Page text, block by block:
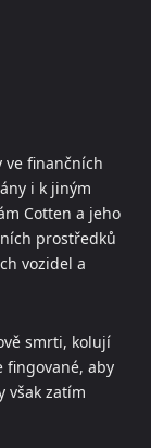
ve finančních
i k jiným
Cotten a jeho
prostředků
vozidel a
smrti, kolují
fingované, aby
však zatím